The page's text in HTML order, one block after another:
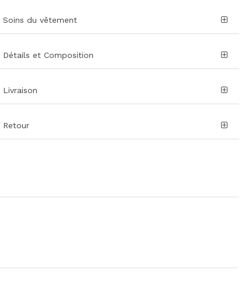
Soins du vêtement
Détails et Composition
Livraison
Retour